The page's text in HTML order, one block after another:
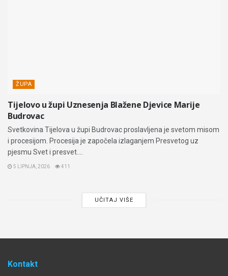
ŽUPA
Tijelovo u župi Uznesenja Blažene Djevice Marije
Budrovac
Svetkovina Tijelova u župi Budrovac proslavljena je svetom misom
i procesijom. Procesija je započela izlaganjem Presvetog uz
pjesmu Svet i presvet....
5 LIPNJA, 2026 411
UČITAJ VIŠE
Kontakt